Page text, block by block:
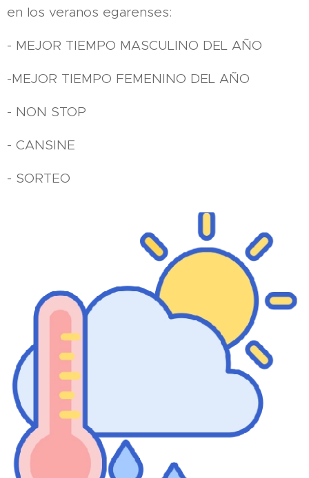
en los veranos egarenses:
- MEJOR TIEMPO MASCULINO DEL AÑO
-MEJOR TIEMPO FEMENINO DEL AÑO
- NON STOP
- CANSINE
- SORTEO